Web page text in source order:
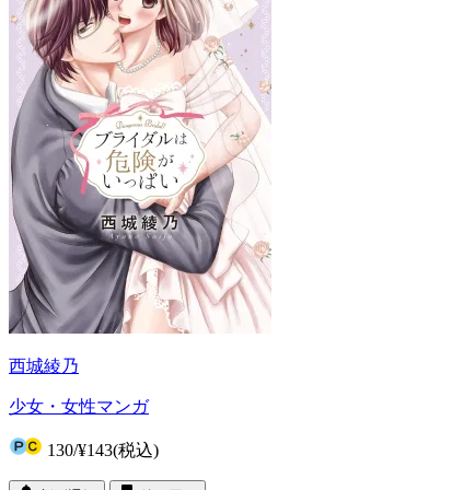
西城綾乃
少女・女性マンガ
130/¥143(税込)